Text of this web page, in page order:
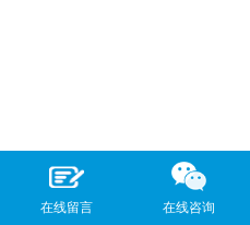
在线留言 在线咨询